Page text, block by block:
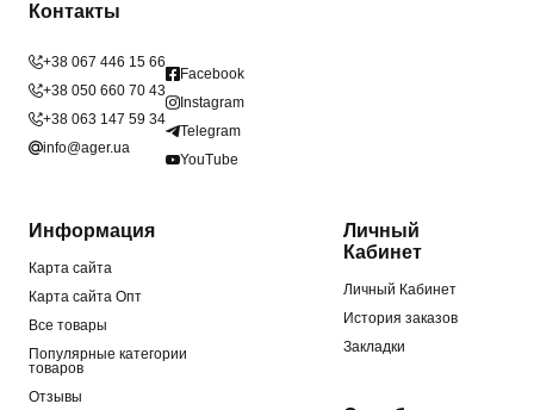
Контакты
+38 067 446 15 66
+38 050 660 70 43
+38 063 147 59 34
info@ager.ua
Facebook
Instagram
Telegram
YouTube
Информация
Карта сайта
Карта сайта Опт
Все товары
Популярные категории
товаров
Отзывы
Личный
Кабинет
Личный Кабинет
История заказов
Закладки